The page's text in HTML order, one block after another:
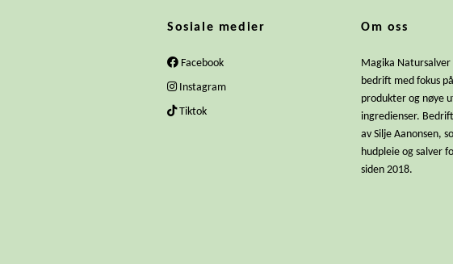
Sosiale medier
Facebook
Instagram
Tiktok
Om oss
Magika
bedrift med fokus
produkter og nøye
ingredienser.
av Silje Aanonsen,
hudpleie og salver
siden 2018.